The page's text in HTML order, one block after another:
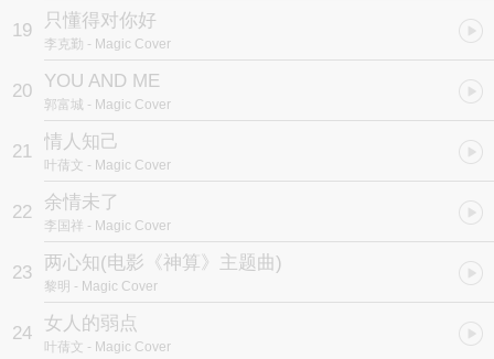
19 只懂得对你好
李克勤 - Magic Cover
20 YOU AND ME
郭富城 - Magic Cover
21 情人知己
叶蒨文 - Magic Cover
22 余情未了
李国祥 - Magic Cover
23 两心知(电影《神算》主题曲)
黎明 - Magic Cover
24 女人的弱点
叶蒨文 - Magic Cover